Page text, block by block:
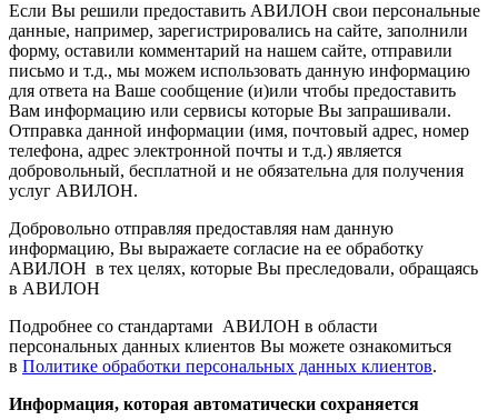
Если Вы решили предоставить АВИЛОН свои персональные
данные, например, зарегистрировались на сайте, заполнили
форму, оставили комментарий на нашем сайте, отправили
письмо и т.д., мы можем использовать данную информацию
для ответа на Ваше сообщение (и)или чтобы предоставить
Вам информацию или сервисы которые Вы запрашивали.
Отправка данной информации (имя, почтовый адрес, номер
телефона, адрес электронной почты и т.д.) является
добровольный, бесплатной и не обязательна для получения
услуг АВИЛОН.
Добровольно отправляя предоставляя нам данную
информацию, Вы выражаете согласие на ее обработку
АВИЛОН в тех целях, которые Вы преследовали, обращаясь
в АВИЛОН
Подробнее со стандартами АВИЛОН в области
персональных данных клиентов Вы можете ознакомиться
в Политике обработки персональных данных клиентов.
Информация, которая автоматически сохраняется